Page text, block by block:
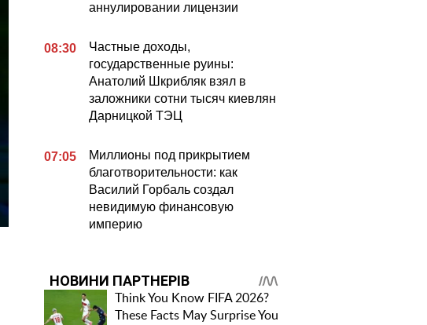
аннулировании лицензии
08:30
Частные доходы,
государственные руины:
Анатолий Шкрибляк взял в
заложники сотни тысяч киевлян
Дарницкой ТЭЦ
07:05
Миллионы под прикрытием
благотворительности: как
Василий Горбаль создал
невидимую финансовую
империю